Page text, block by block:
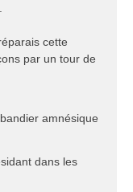
cette
par un tour de
amnésique
dans les